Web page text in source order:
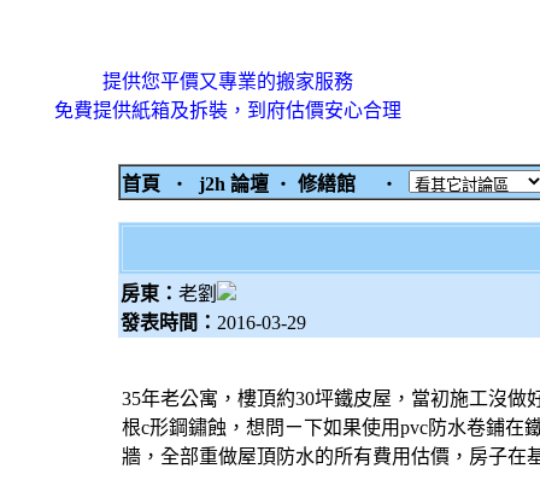
提供您平價又專業的搬家服務
免費提供紙箱及拆裝，到府估價安心合理
首頁 ‧ j2h 論壇 ‧ 修繕館 ‧
房東： 老劉
發表時間： 2016-03-29
35年老公寓，樓頂約30坪鐵皮屋，當初施工沒
根c形鋼鏽蝕，想問ㄧ下如果使用pvc防水卷鋪在
牆，全部重做屋頂防水的所有費用估價，房子在